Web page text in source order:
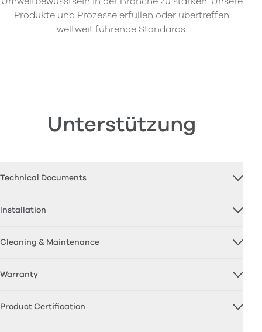
Produkte und Prozesse erfüllen oder übertreffen
weltweit führende Standards.
Unterstützung
Technical Documents
Installation
Cleaning & Maintenance
Warranty
Product Certification